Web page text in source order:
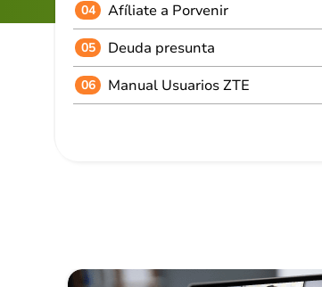
04 Afíliate a Porvenir
05 Deuda presunta
06 Manual Usuarios ZTE